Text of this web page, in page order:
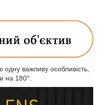
важливу особливість,
на 180°.